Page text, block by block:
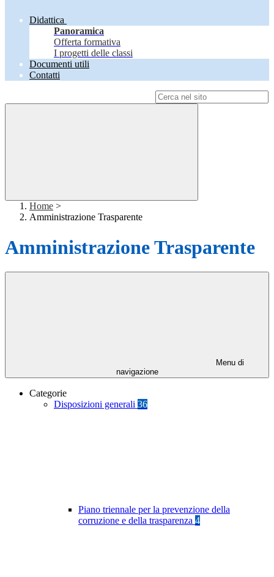
Didattica
Panoramica
Offerta formativa
I progetti delle classi
Documenti utili
Contatti
Home >
Amministrazione Trasparente
Amministrazione Trasparente
Menu di
navigazione
Categorie
Disposizioni generali 36
Piano triennale per la prevenzione della
corruzione e della trasparenza 4